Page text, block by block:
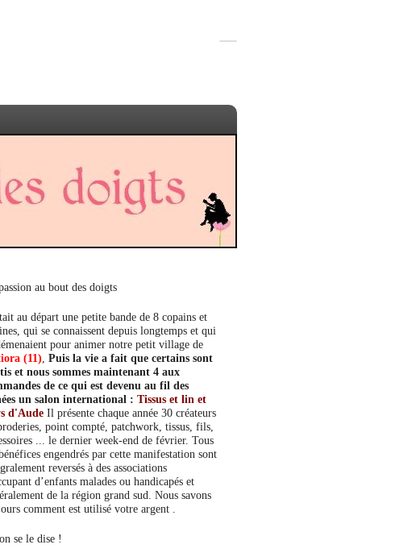
au bout des doigts
au départ une petite bande de 8 copains et
qui se connaissent depuis longtemps et qui
pour animer notre petit village de
(11) Puis la vie a fait que certains sont
et nous sommes maintenant 4 aux
de ce qui est devenu au fil des
un salon international : Tissus et lin et
d'Aude Il présente chaque année 30 créateurs
point compté, patchwork, tissus, fils,
... le dernier week-end de février. Tous
engendrés par cette manifestation sont
reversés à des associations
d’enfants malades ou handicapés et
de la région grand sud. Nous savons
comment est utilisé votre argent .
se le dise !